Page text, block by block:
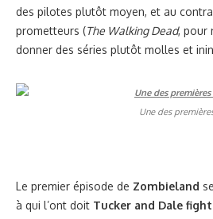
des pilotes plutôt moyen, et au
prometteurs (The Walking Dead, pour
donner des séries plutôt molles et
Une des
Le premier épisode de Zombieland
à qui l’ont doit Tucker and Dale